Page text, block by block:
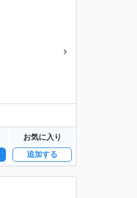
お気に入り
追加する